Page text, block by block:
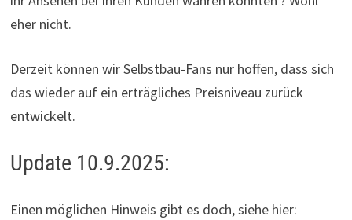
eher nicht.
Derzeit können wir Selbstbau-Fans nur hoffen, dass sich
das wieder auf ein erträgliches Preisniveau zurück
entwickelt.
Update 10.9.2025:
Einen möglichen Hinweis gibt es doch, siehe hier: